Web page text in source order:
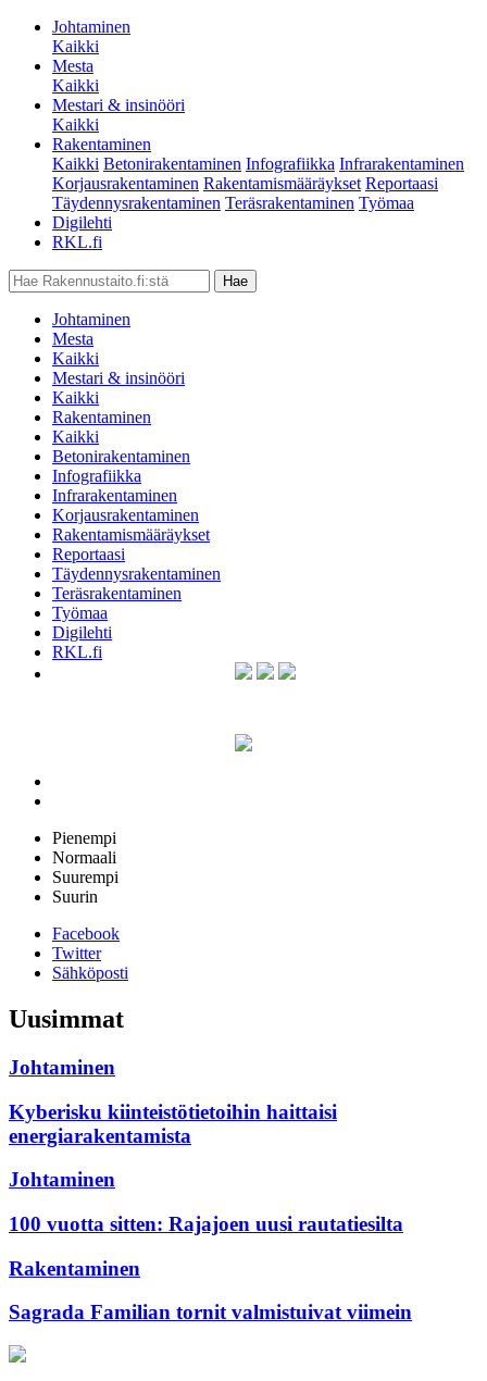
Johtaminen
Kaikki
Mesta
Kaikki
Mestari & insinööri
Kaikki
Rakentaminen
Kaikki Betonirakentaminen Infografiikka Infrarakentaminen
Korjausrakentaminen Rakentamismääräykset Reportaasi
Täydennysrakentaminen Teräsrakentaminen Työmaa
Digilehti
RKL.fi
Johtaminen
Mesta
Kaikki
Mestari & insinööri
Kaikki
Rakentaminen
Kaikki
Betonirakentaminen
Infografiikka
Infrarakentaminen
Korjausrakentaminen
Rakentamismääräykset
Reportaasi
Täydennysrakentaminen
Teräsrakentaminen
Työmaa
Digilehti
RKL.fi
Pienempi
Normaali
Suurempi
Suurin
Facebook
Twitter
Sähköposti
Uusimmat
Johtaminen
Kyberisku kiinteistötietoihin haittaisi
energiarakentamista
Johtaminen
100 vuotta sitten: Rajajoen uusi rautatiesilta
Rakentaminen
Sagrada Familian tornit valmistuivat viimein